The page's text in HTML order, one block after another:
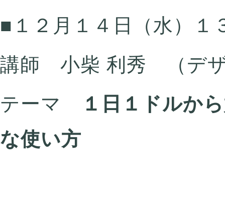
■１２月１４日（水）１
講師 小柴 利秀 （デ
テーマ
１日１ドルか
な使い方